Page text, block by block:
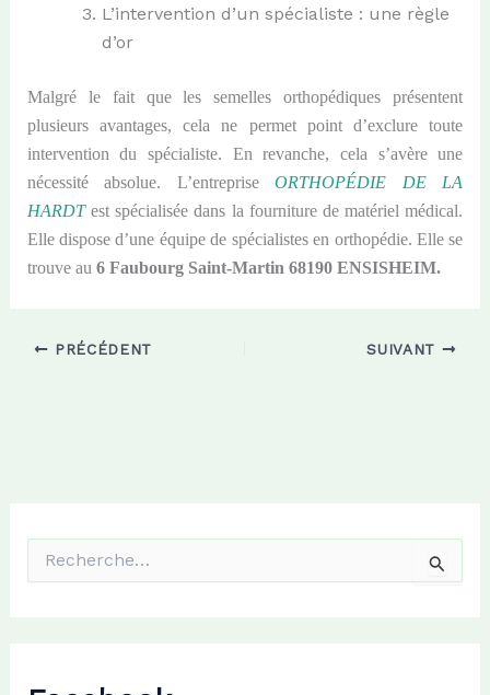
L’intervention d’un spécialiste : une règle
d’or
Malgré le fait que les semelles orthopédiques présentent
plusieurs avantages, cela ne permet point d’exclure toute
intervention du spécialiste. En revanche, cela s’avère une
nécessité absolue. L’entrepriseORTHOPÉDIE DE LA
HARDT est spécialisée dans la fourniture de matériel médical.
Elle dispose d’une équipe de spécialistes en orthopédie. Elle se
trouve au 6 Faubourg Saint-Martin 68190 ENSISHEIM.
PRÉCÉDENT SUIVANT